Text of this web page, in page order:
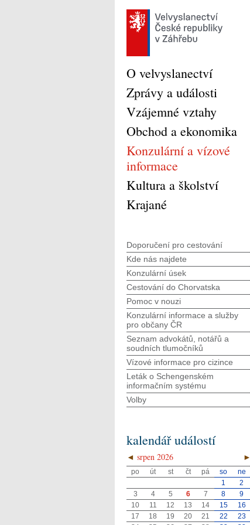
O velvyslanectví
Zprávy a události
Vzájemné vztahy
Obchod a ekonomika
Konzulární a vízové
informace
Kultura a školství
Krajané
Doporučení pro cestování
Kde nás najdete
Konzulární úsek
Cestování do Chorvatska
Pomoc v nouzi
Konzulární informace a služby
pro občany ČR
Seznam advokátů, notářů a
soudních tlumočníků
Vízové informace pro cizince
Leták o Schengenském
informačním systému
Volby
kalendář událostí
◄ ►
srpen 2026
po út st čt pá so
ne
1
2
3
4 5 6 7 8
9
10
11 12 13 14 15
16
17
18 19 20 21 22
23